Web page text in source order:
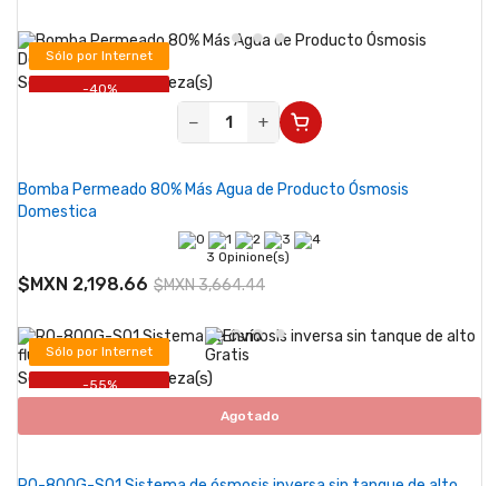
Sólo por Internet
-40%
Se vende desde 1 pieza(s)
−
+
Bomba Permeado 80% Más Agua de Producto Ósmosis
Domestica
3 Opinione(s)
$MXN 2,198.66 $MXN 3,664.44
Sólo por Internet
-55%
Se vende desde 1 pieza(s)
Agotado